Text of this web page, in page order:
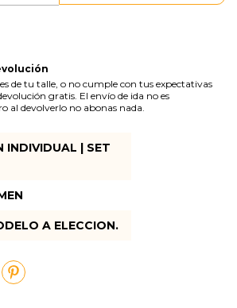
de tu talle, o no cumple con tus expectativas
gratis. El envío de ida no es
al devolverlo no abonas nada.
INDIVIDUAL | SET
A ELECCION.